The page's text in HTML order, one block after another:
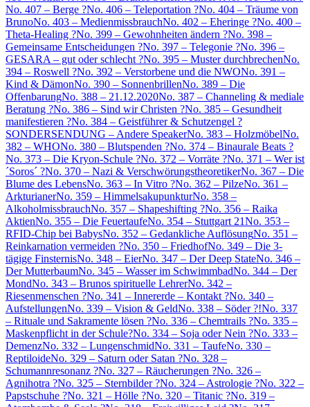
No. 407 – Berge ?No. 406 – Teleportation ?No. 404 – Träume von
BrunoNo. 403 – MedienmissbrauchNo. 402 – Eheringe ?No. 400 –
Theta-Healing ?No. 399 – Gewohnheiten ändern ?No. 398 –
Gemeinsame Entscheidungen ?No. 397 – Telegonie ?No. 396 –
GESARA – gut oder schlecht ?No. 395 – Muster durchbrechenNo.
394 – Roswell ?No. 392 – Verstorbene und die NWONo. 391 –
Kind & DämonNo. 390 – SonnenbrillenNo. 389 – Die
OffenbarungNo. 388 – 21.12.2020No. 387 – Channeling & mediale
Beratung ?No. 386 – Sind wir Christen ?No. 385 – Gesundheit
manifestieren ?No. 384 – Geistführer & Schutzengel ?
SONDERSENDUNG – Andere SpeakerNo. 383 – HolzmöbelNo.
382 – WHONo. 380 – Blutspenden ?No. 374 – Binaurale Beats ?
No. 373 – Die Kryon-Schule ?No. 372 – Vorräte ?No. 371 – Wer ist
´Soros´ ?No. 370 – Nazi & VerschwörungstheoretikerNo. 367 – Die
Blume des LebensNo. 363 – In Vitro ?No. 362 – PilzeNo. 361 –
ArkturianerNo. 359 – HimmelsakupunkturNo. 358 –
AlkoholmissbrauchNo. 357 – Shapeshifting ?No. 356 – Raika
AktienNo. 355 – Die FeuertaufeNo. 354 – Stuttgart 21No. 353 –
RFID-Chip bei BabysNo. 352 – Gedankliche AuflösungNo. 351 –
Reinkarnation vermeiden ?No. 350 – FriedhofNo. 349 – Die 3-
tägige FinsternisNo. 348 – EierNo. 347 – Der Deep StateNo. 346 –
Der MutterbaumNo. 345 – Wasser im SchwimmbadNo. 344 – Der
MondNo. 343 – Brunos spirituelle LehrerNo. 342 –
Riesenmenschen ?No. 341 – Innererde – Kontakt ?No. 340 –
AufstellungenNo. 339 – Vision & GeldNo. 338 – Söder ?!No. 337
– Rituale und Sakramente lösen ?No. 336 – Chemtrails ?No. 335 –
Maskenpflicht in der Schule?No. 334 – Soja oder Nein ?No. 333 –
DemenzNo. 332 – LungenschmidNo. 331 – TaufeNo. 330 –
ReptiloideNo. 329 – Saturn oder Satan ?No. 328 –
Schumannresonanz ?No. 327 – Räucherungen ?No. 326 –
Agnihotra ?No. 325 – Sternbilder ?No. 324 – Astrologie ?No. 322 –
Papstschuhe ?No. 321 – Hölle ?No. 320 – Titanic ?No. 319 –